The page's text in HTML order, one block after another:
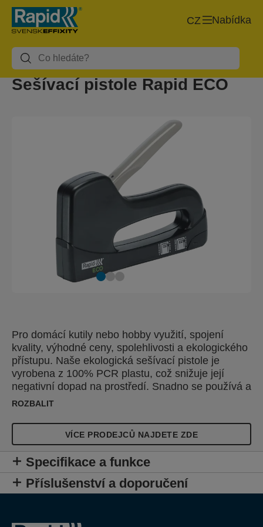
Nabídka
CZ
Sešívací pistole Rapid ECO
Pro domácí kutily nebo hobby využití, spojení
kvality, výhodné ceny, spolehlivosti a ekologického
přístupu. Naše ekologická sešívací pistole je
vyrobena z 100% PCR plastu, což snižuje její
negativní dopad na prostředí. Snadno se používá a
nabízí skvělou kvalitu, je ideální pro jednodušší
práce s různými druhy látek nebo textilií.
ROZBALIT
VÍCE PRODEJCŮ NAJDETE ZDE
Specifikace a funkce
Příslušenství a doporučení